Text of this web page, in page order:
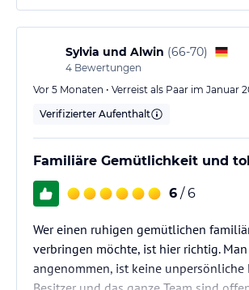
🍽️ Essen, Genuss mit Sternchen
Frühstück? Ein Buffet, das selbst
Strahlen bringt. Abends gab’s ein 3-
Auswahl zwischen drei
anders, jedes Mal köstlich. Die
Suppe, sondern ein kleiner Gruß aus…
Sylvia und Alwin (66-70)
4 Bewertungen
Vor 5 Monaten • Verreist als Paar im Januar
Verifizierter Aufenthalt
Familiäre Gemütlichkeit und
6 / 6
Wer einen ruhigen gemütlichen
verbringen möchte, ist hier richtig.
angenommen, ist keine unpersönliche